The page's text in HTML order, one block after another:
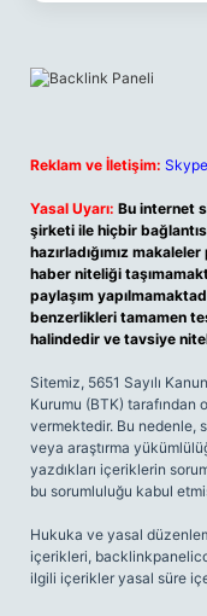
Reklam ve İletişim:
Yasal Uyarı: Bu internet
şirketi ile hiçbir
hazırladığımız
haber niteliği
paylaşım
benzerlikleri tamamen
halindedir ve tavsiye
Sitemiz, 5651 Sayılı
Kurumu (BTK) tarafından
vermektedir. Bu nedenle,
veya araştırma
yazdıkları içeriklerin
bu sorumluluğu kabul
Hukuka ve yasal
içerikleri,
ilgili içerikler yasal süre